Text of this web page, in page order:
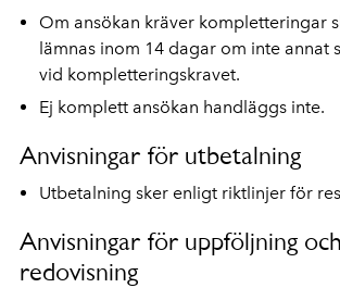
Om ansökan kräver kompletteringar
lämnas inom 14 dagar om inte annat
vid kompletteringskravet.
Ej komplett ansökan handläggs inte.
Anvisningar för utbetalning
Utbetalning sker enligt riktlinjer för
Anvisningar för uppföljning och
redovisning